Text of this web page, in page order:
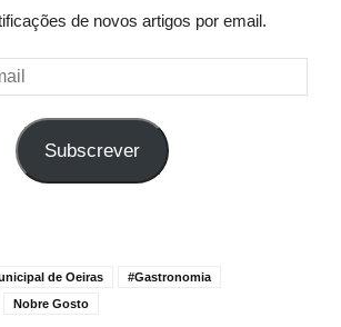
de novos artigos por email.
Subscrever
de Oeiras
#Gastronomia
Nobre Gosto